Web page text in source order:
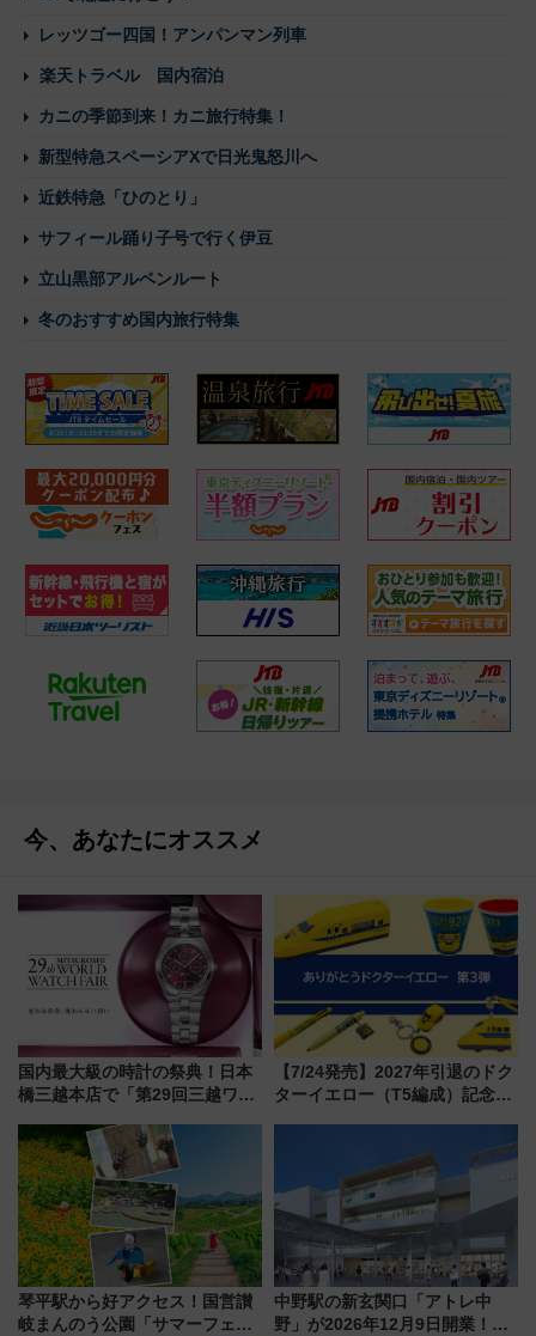
レッツゴー四国！アンパンマン列車
楽天トラベル 国内宿泊
カニの季節到来！カニ旅行特集！
新型特急スペーシアXで日光鬼怒川へ
近鉄特急「ひのとり」
サフィール踊り子号で行く伊豆
立山黒部アルペンルート
冬のおすすめ国内旅行特集
今、あなたにオススメ
国内最大級の時計の祭典！日本
橋三越本店で「第29回三越ワー
【2026年8月5日～25日】
【7/24発売】2027年引退のドク
ターイエロー（T5編成）記念グ
送の目覚まし時計など通販・販
琴平駅から好アクセス！国営讃
岐まんのう公園「サマーフェス
中野駅の新玄関口「アトレ中
野」が2026年12月9日開業！新